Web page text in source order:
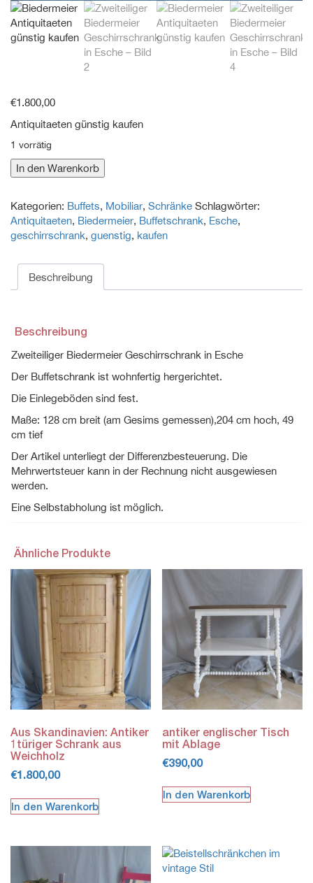
€1.800,00
Antiquitaeten günstig kaufen
1 vorrätig
Zweiteiliger
Biedermeier
in
Esche
Menge
In den Warenkorb
Kategorien: Buffets, Mobiliar, Schränke Schlagwörter:
Antiquitaeten, Biedermeier, Buffetschrank, Esche,
geschirrschrank, guenstig, kaufen
Beschreibung
Beschreibung
Zweiteiliger Biedermeier Geschirrschrank in Esche
Der Buffetschrank ist wohnfertig hergerichtet.
Die Einlegeböden sind fest.
Maße: 128 cm breit (am Gesims gemessen),204 cm hoch, 49
cm tief
Der Artikel unterliegt der Differenzbesteuerung. Die
Mehrwertsteuer kann in der Rechnung nicht ausgewiesen
werden.
Eine Selbstabholung ist möglich.
Ähnliche Produkte
Aus Skandinavien: Antiker
1türiger Schrank aus
Weichholz
€1.800,00
In den Warenkorb
antiker englischer Tisch
mit Ablage
€390,00
In den Warenkorb